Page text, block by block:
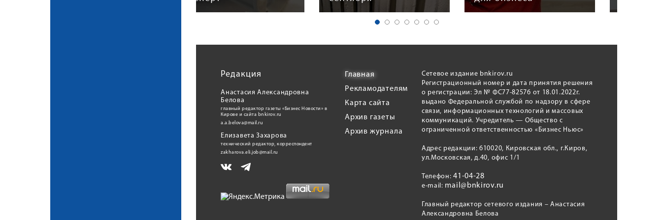
Редакция
Анастасия Александровна
Белова
главный редактор газеты «Бизнес Новости» в
Кирове и сайта bnkirov.ru
a.a.belova@mail.ru
Елизавета Захарова
технический редактор, корреспондент
zakharova.eli.job@mail.ru
Главная
Рекламодателям
Карта сайта
Архив газеты
Архив журнала
Сетевое издание bnkirov.ru
Регистрационный номер и дата принятия решения
о регистрации: Эл № ФС77-82576 от 18.01.2022г.
выдано Федеральной службой по надзору в сфере
связи, информационных технологий и массовых
коммуникаций. Учредитель — Общество с
ограниченной ответственностью «Бизнес Ньюс»
Адрес редакции: 610020, Кировская обл., г.Киров,
ул.Московская, д.40, офис 1/1
Телефон:41-04-28
e-mail: mail@bnkirov.ru
Главный редактор сетевого издания – Анастасия
Александровна Белова